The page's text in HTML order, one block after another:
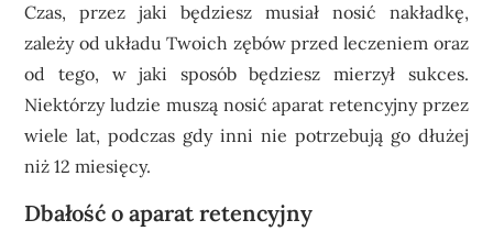
Czas, przez jaki będziesz musiał nosić nakładkę,
zależy od układu Twoich zębów przed leczeniem oraz
od tego, w jaki sposób będziesz mierzył sukces.
Niektórzy ludzie muszą nosić aparat retencyjny przez
wiele lat, podczas gdy inni nie potrzebują go dłużej
niż 12 miesięcy.
Dbałość o aparat retencyjny